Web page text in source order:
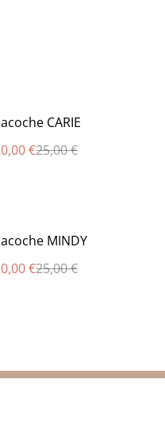
%
CARIE
€25,00 €
%
MINDY
€25,00 €